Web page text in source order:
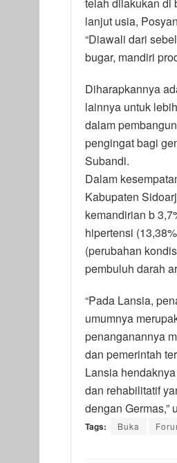
lanjut usia,
“Diawali dari
bugar, mandiri
Diharapkannya
lainnya untuk
dalam
pengingat bagi
Subandi.
Dalam
Kabupaten
kemandirian b
hipertensi
(perubahan
pembuluh darah
“Pada Lansia,
umumnya
penanganannya
dan pemerintah
Lansia
dan rehabilitatif
dengan Germas,”
Tags: Buka